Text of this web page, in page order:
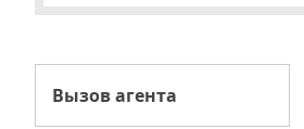
Вызов агента